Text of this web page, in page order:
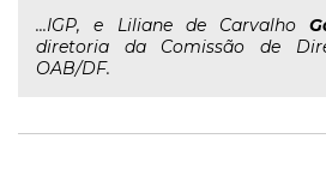
...IGP, e Liliane de Carvalho
diretoria da Comissão de
OAB/DF.